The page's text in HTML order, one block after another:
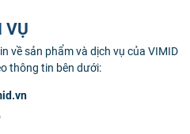
VỤ
về sản phẩm và dịch vụ của VIMID
thông tin bên dưới: